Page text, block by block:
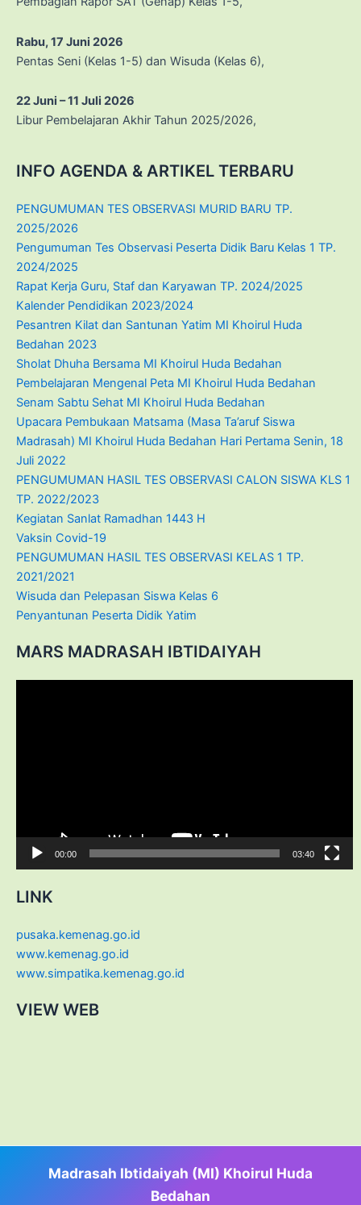
Rabu, 17 Juni 2026
Pentas Seni (Kelas 1-5) dan Wisuda (Kelas 6),
22 Juni – 11 Juli 2026
Libur Pembelajaran Akhir Tahun 2025/2026,
INFO AGENDA & ARTIKEL TERBARU
PENGUMUMAN TES OBSERVASI MURID BARU TP.
2025/2026
Pengumuman Tes Observasi Peserta Didik Baru Kelas 1 TP.
2024/2025
Rapat Kerja Guru, Staf dan Karyawan TP. 2024/2025
Kalender Pendidikan 2023/2024
Pesantren Kilat dan Santunan Yatim MI Khoirul Huda
Bedahan 2023
Sholat Dhuha Bersama MI Khoirul Huda Bedahan
Pembelajaran Mengenal Peta MI Khoirul Huda Bedahan
Senam Sabtu Sehat MI Khoirul Huda Bedahan
Upacara Pembukaan Matsama (Masa Ta’aruf Siswa
Madrasah) MI Khoirul Huda Bedahan Hari Pertama Senin, 18
Juli 2022
PENGUMUMAN HASIL TES OBSERVASI CALON SISWA KLS 1
TP. 2022/2023
Kegiatan Sanlat Ramadhan 1443 H
Vaksin Covid-19
PENGUMUMAN HASIL TES OBSERVASI KELAS 1 TP.
2021/2021
Wisuda dan Pelepasan Siswa Kelas 6
Penyantunan Peserta Didik Yatim
MARS MADRASAH IBTIDAIYAH
00:00 03:40
LINK
pusaka.kemenag.go.id
www.kemenag.go.id
www.simpatika.kemenag.go.id
VIEW WEB
Madrasah Ibtidaiyah (MI) Khoirul Huda
Bedahan